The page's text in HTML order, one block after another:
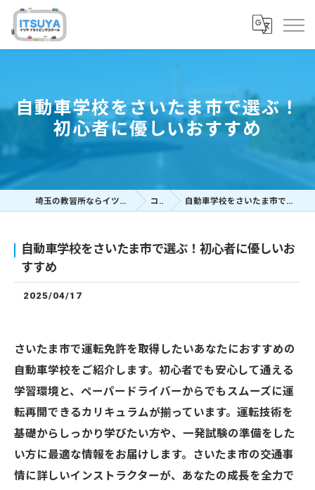
自動車学校をさいたま市で選ぶ！
初心者に優しいおすすめ
埼玉の教習所ならイツヤドライビングスクール コラム 自動車学校をさいたま市で選ぶ！初心者に優しいおすすめ
自動車学校をさいたま市で選ぶ！初心者に優しいお
すすめ
2025/04/17
さいたま市で運転免許を取得したいあなたにおすすめの
自動車学校をご紹介します。初心者でも安心して通える
学習環境と、ペーパードライバーからでもスムーズに運
転再開できるカリキュラムが揃っています。運転技術を
基礎からしっかり学びたい方や、一発試験の準備をした
い方に最適な情報をお届けします。さいたま市の交通事
情に詳しいインストラクターが、あなたの成長を全力で